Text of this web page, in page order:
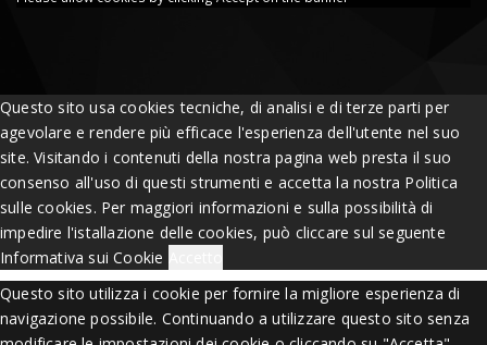
Questo sito usa cookies tecniche, di analisi e di terze parti per
agevolare e rendere più efficace l'esperienza dell'utente nel suo
site. Visitando i contenuti della nostra pagina web presta il suo
consenso all'uso di questi strumenti e accetta la nostra Politica
sulle cookies. Per maggiori informazioni e sulla possibilità di
impedire l'istallazione delle cookies, può cliccare sul seguente
Informativa sui Cookie
Questo sito utilizza i cookie per fornire la migliore esperienza di
navigazione possibile. Continuando a utilizzare questo sito senza